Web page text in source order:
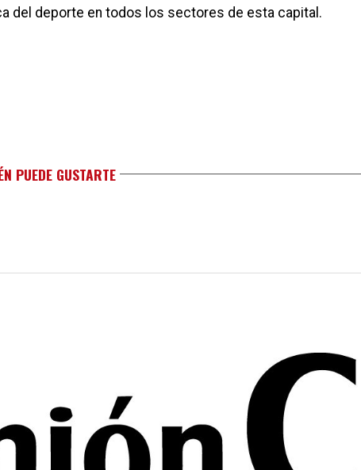
del deporte en todos los sectores de esta capital.
PUEDE GUSTARTE